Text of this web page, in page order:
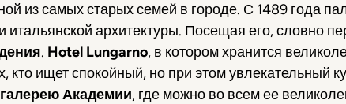
из самых старых семей в городе. С 1489 года
итальянской архитектуры. Посещая его, словно
. Hotel Lungarno, в котором хранится
кто ищет спокойный, но при этом увлекательный
галерею Академии, где можно во всем ее